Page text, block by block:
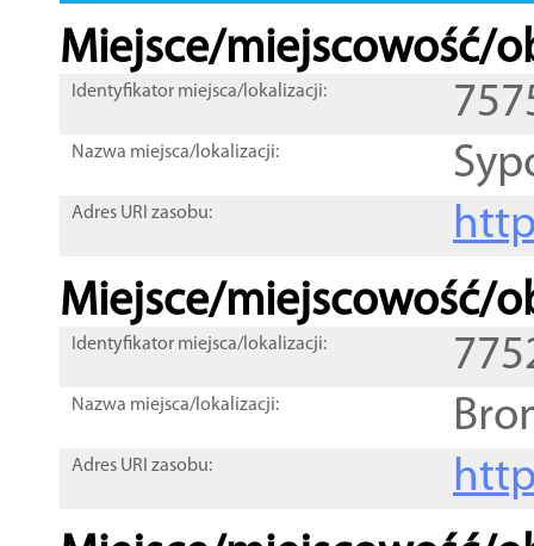
Miejsce/miejscowość/
Identyfikator miejsca/lokalizacji:
Nazwa miejsca/lokalizacji:
Adres URI zasobu:
Miejsce/miejscowość/
Identyfikator miejsca/lokalizacji:
Nazwa miejsca/lokalizacji:
Adres URI zasobu: